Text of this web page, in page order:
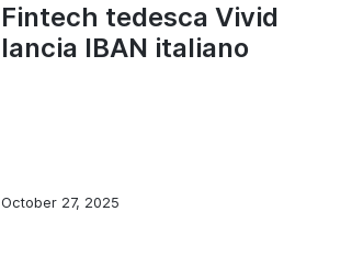
Fintech tedesca Vivid
lancia IBAN italiano
October 27, 2025